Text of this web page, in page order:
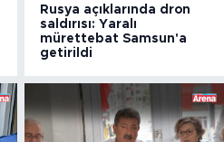
Rusya açıklarında dron
saldırısı: Yaralı
mürettebat Samsun'a
getirildi